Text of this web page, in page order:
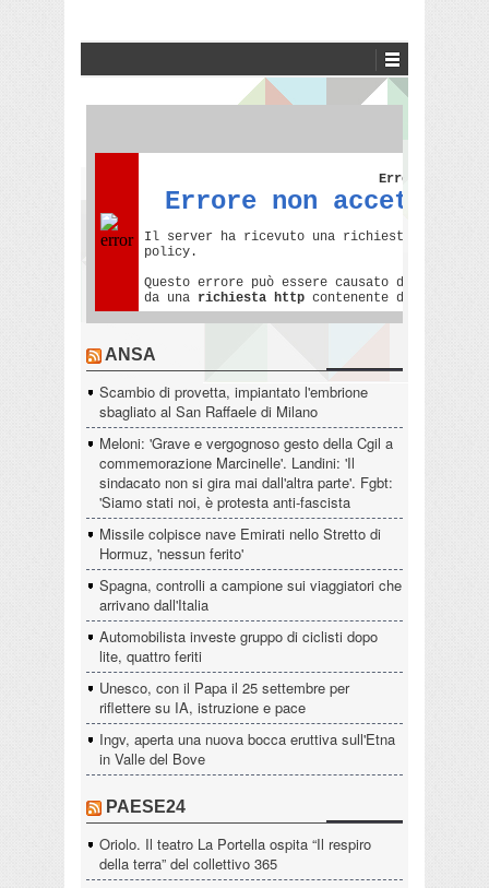
ANSA
Scambio di provetta, impiantato l'embrione
sbagliato al San Raffaele di Milano
Meloni: 'Grave e vergognoso gesto della Cgil a
commemorazione Marcinelle'. Landini: 'Il
sindacato non si gira mai dall'altra parte'. Fgbt:
'Siamo stati noi, è protesta anti-fascista
Missile colpisce nave Emirati nello Stretto di
Hormuz, 'nessun ferito'
Spagna, controlli a campione sui viaggiatori che
arrivano dall'Italia
Automobilista investe gruppo di ciclisti dopo
lite, quattro feriti
Unesco, con il Papa il 25 settembre per
riflettere su IA, istruzione e pace
Ingv, aperta una nuova bocca eruttiva sull'Etna
in Valle del Bove
PAESE24
Oriolo. Il teatro La Portella ospita “Il respiro
della terra” del collettivo 365